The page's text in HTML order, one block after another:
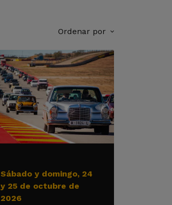
Ordenar por
Sábado y domingo, 24
y 25 de octubre de
2026